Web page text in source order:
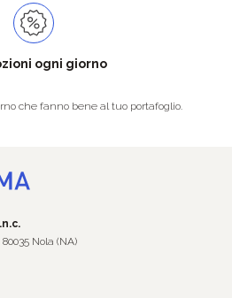
ogni giorno
che fanno bene al tuo portafoglio.
Nola (NA)